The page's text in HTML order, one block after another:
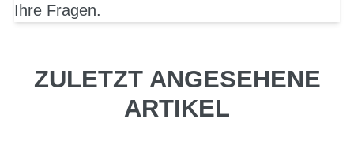
Ihre Fragen.
ZULETZT ANGESEHENE
ARTIKEL